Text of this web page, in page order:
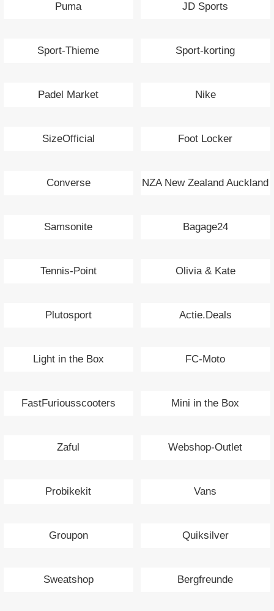
Puma JD Sports
Sport-Thieme Sport-korting
Padel Market Nike
SizeOfficial Foot Locker
Converse NZA New Zealand Auckland
Samsonite Bagage24
Tennis-Point Olivia & Kate
Plutosport Actie.Deals
Light in the Box FC-Moto
FastFuriousscooters Mini in the Box
Zaful Webshop-Outlet
Probikekit Vans
Groupon Quiksilver
Sweatshop Bergfreunde